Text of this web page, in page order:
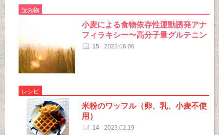
読み物
小麦による食物依存性運動誘発アナ
フィラキシー〜高分子量グルテニン
15 2023.06.06
レシピ
米粉のワッフル（卵、乳、小麦不使
用）
14 2023.02.19